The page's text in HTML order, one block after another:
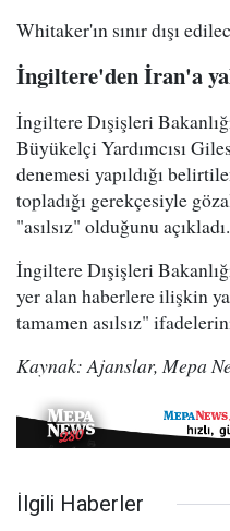
Whitaker'ın sınır dışı
İngiltere'den İran'a
İngiltere Dışişleri
Büyükelçi Yardımcısı
denemesi yapıldığı
topladığı gerekçesiyle
"asılsız" olduğunu açıkladı.
İngiltere Dışişleri
yer alan haberlere ilişkin
tamamen asılsız"
Kaynak: Ajanslar, Mepa
İlgili Haberler